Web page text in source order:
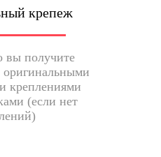
крепеж
вы получите
оригинальными
креплениями
(если нет